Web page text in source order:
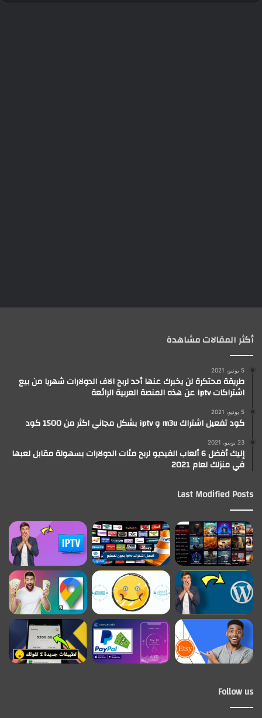
أكثر المقالات مشاهدة
5 يونيو، 2021
طريقة محتكرة لن يخبرك عنها أحد لربح الاف الدولارات شهريا من بيع
اشتراكات iptv عن هذه المنصة العربية الرائعة
5 يونيو، 2021
كود تفعيل اشتراك m3u و iptv بشكل مجاني اكثر من 1500 كود
23 يونيو، 2021
إليك أفضل 6 ألعاب الفيديو لربح مئات الدولارات بسهولة مقابل لعبها
في منزلك لعام 2021
Last Modified Posts
Follow us